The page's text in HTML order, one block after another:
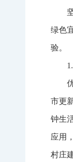
绿色
验。
市更
钟生
应用
村庄